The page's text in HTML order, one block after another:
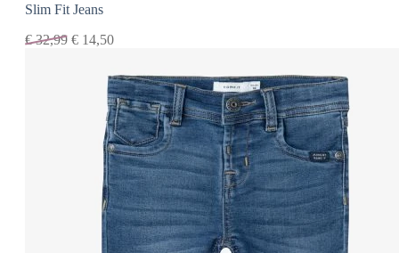
Slim Fit Jeans
€32,99 € 14,50